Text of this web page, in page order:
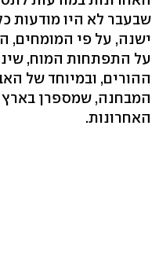
שבעבר לא היו מודעות
ישנה, על פי המומחים,
על התפתחות המוח,
ההורים, ובמיוחד של
המבחנה, שמספרן בארץ
האחרונות.